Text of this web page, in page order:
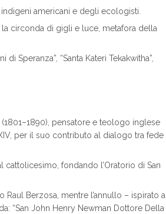
americani e degli ecologisti.
circonda di gigli e luce, metafora della
Speranza”, “Santa Kateri Tekakwitha”,
pensatore e teologo inglese
per il suo contributo al dialogo tra fede
fondando l’Oratorio di San
Berzosa, mentre l’annullo – ispirato a
“San John Henry Newman Dottore Della